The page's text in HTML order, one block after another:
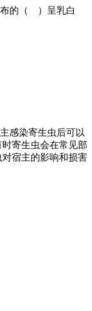
的（ ）呈乳白
感染寄生虫后可以
寄生虫会在常见部
宿主的影响和损害